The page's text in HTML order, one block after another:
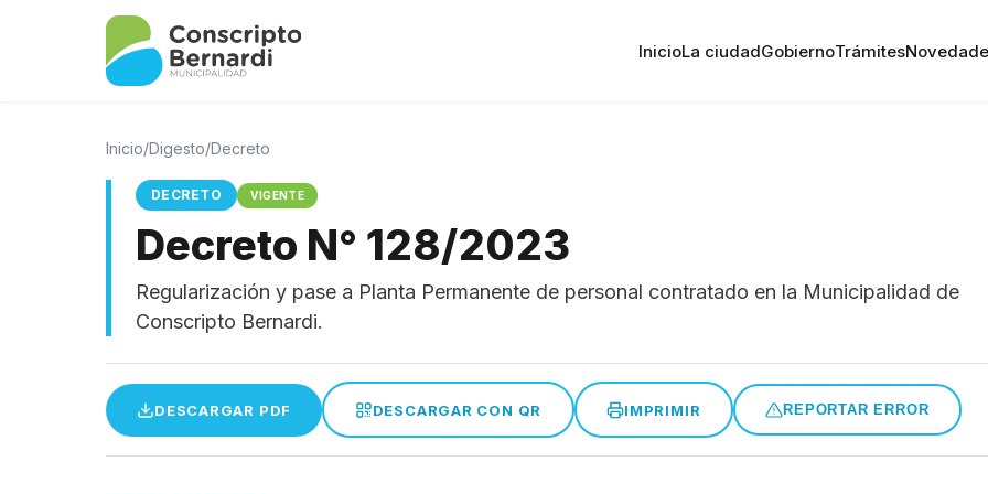
InicioLa ciudadGobiernoTrámites
Inicio/Digesto/Decreto
DECRETO VIGENTE
Decreto N° 128/2023
Regularización y pase a Planta Permanente de personal contratado en la Municipalidad de
Conscripto Bernardi.
DESCARGAR PDF DESCARGAR CON QR IMPRIMIR REPORTAR ERROR